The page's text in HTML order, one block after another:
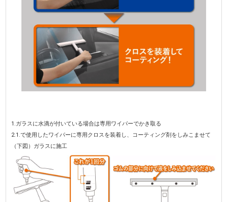
1.ガラスに水滴が付いている場合は専用ワイパーでかき取る
2.1.で使用したワイパーに専用クロスを装着し、コーティング剤をしみこませて
（下図）ガラスに施工